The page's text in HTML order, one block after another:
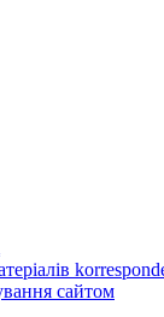
сайтом